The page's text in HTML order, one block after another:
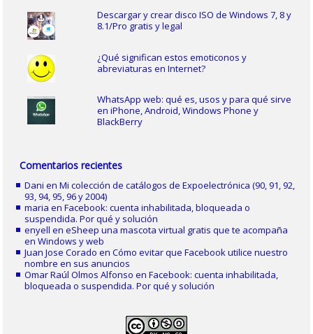
Descargar y crear disco ISO de Windows 7, 8 y
8.1/Pro gratis y legal
¿Qué significan estos emoticonos y
abreviaturas en Internet?
WhatsApp web: qué es, usos y para qué sirve
en iPhone, Android, Windows Phone y
BlackBerry
Comentarios recientes
Dani enMi colección de catálogos de Expoelectrónica (90, 91, 92,
93, 94, 95, 96 y 2004)
maria enFacebook: cuenta inhabilitada, bloqueada o
suspendida. Por qué y solución
enyell eneSheep una mascota virtual gratis que te acompaña
en Windows y web
Juan Jose Corado enCómo evitar que Facebook utilice nuestro
nombre en sus anuncios
Omar Raúl Olmos Alfonso enFacebook: cuenta inhabilitada,
bloqueada o suspendida. Por qué y solución